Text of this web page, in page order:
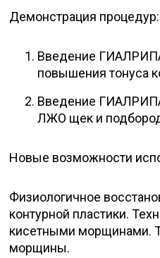
Демонстрация процедур:
Введение
повышения тонуса
Введение
ЛЖО щек и
Новые возможности
Физиологичное
контурной пластики.
кисетными морщинами.
морщины.